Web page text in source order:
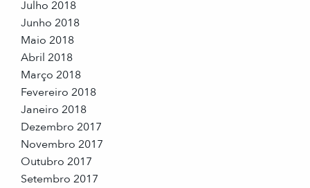
Julho 2018
Junho 2018
Maio 2018
Abril 2018
Março 2018
Fevereiro 2018
Janeiro 2018
Dezembro 2017
Novembro 2017
Outubro 2017
Setembro 2017